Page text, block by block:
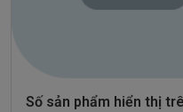
Số sản phẩm hiển thị